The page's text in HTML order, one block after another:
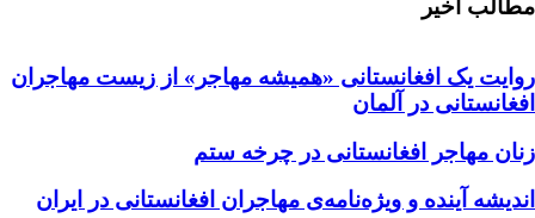
مطالب اخیر
روایت یک افغانستانی «همیشه مهاجر» از زیست مهاجران
افغانستانی در آلمان
زنان مهاجر افغانستانی در چرخه ستم
اندیشه آینده و ویژه‌نامه‌ی مهاجران افغانستانی در ایران